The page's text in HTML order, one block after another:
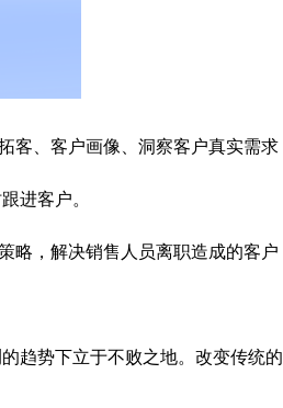
客、客户画像、洞察客户真实需求
进客户。
略，解决销售人员离职造成的客户
趋势下立于不败之地。改变传统的